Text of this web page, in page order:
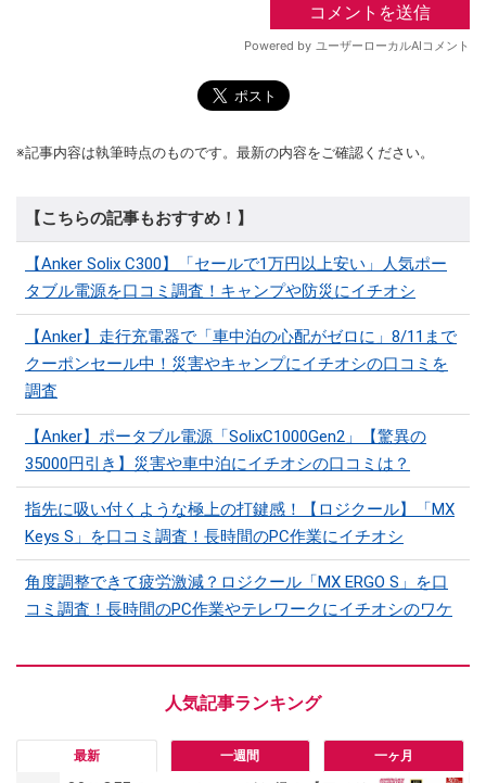
※記事内容は執筆時点のものです。最新の内容をご確認ください。
【こちらの記事もおすすめ！】
【Anker Solix C300】「セールで1万円以上安い」人気ポー
タブル電源を口コミ調査！キャンプや防災にイチオシ
【Anker】走行充電器で「車中泊の心配がゼロに」8/11まで
クーポンセール中！災害やキャンプにイチオシの口コミを
調査
【Anker】ポータブル電源「SolixC1000Gen2」【驚異の
35000円引き】災害や車中泊にイチオシの口コミは？
指先に吸い付くような極上の打鍵感！【ロジクール】「MX
Keys S」を口コミ調査！長時間のPC作業にイチオシ
角度調整できて疲労激減？ロジクール「MX ERGO S」を口
コミ調査！長時間のPC作業やテレワークにイチオシのワケ
最新 一週間 一ヶ月